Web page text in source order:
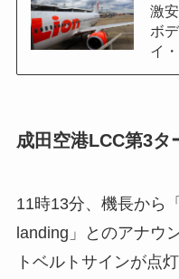
激
ボ
イ
成田空港LCC第3タ
11時13分、機長から
landing」とのアナウ
トベルトサインが点灯